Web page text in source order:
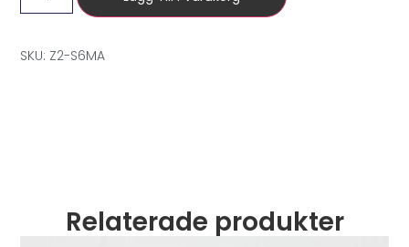
SKU: Z2-S6MA
Relaterade produkter